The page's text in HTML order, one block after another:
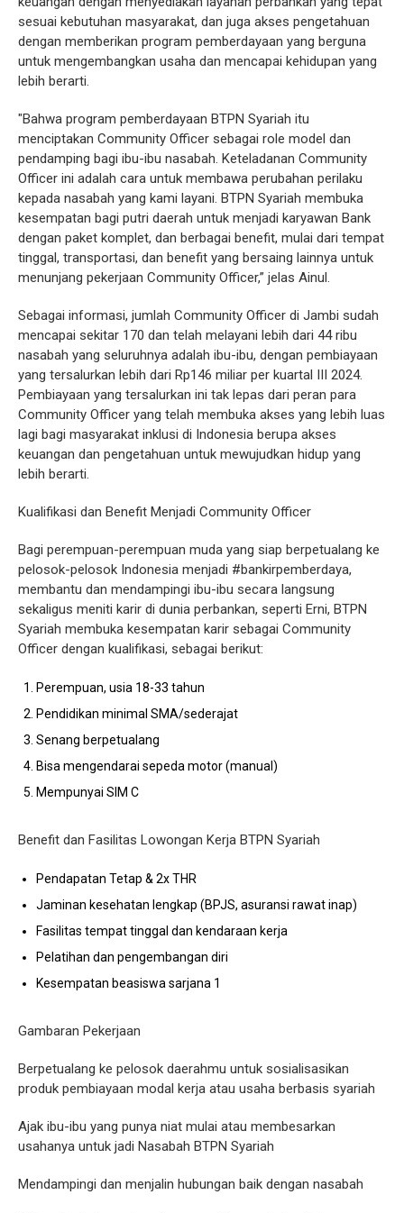
sesuai kebutuhan masyarakat, dan juga akses pengetahuan
dengan memberikan program pemberdayaan yang berguna
untuk mengembangkan usaha dan mencapai kehidupan yang
lebih berarti.
"Bahwa program pemberdayaan BTPN Syariah itu
menciptakan Community Officer sebagai role model dan
pendamping bagi ibu-ibu nasabah. Keteladanan Community
Officer ini adalah cara untuk membawa perubahan perilaku
kepada nasabah yang kami layani. BTPN Syariah membuka
kesempatan bagi putri daerah untuk menjadi karyawan Bank
dengan paket komplet, dan berbagai benefit, mulai dari tempat
tinggal, transportasi, dan benefit yang bersaing lainnya untuk
menunjang pekerjaan Community Officer,” jelas Ainul.
Sebagai informasi, jumlah Community Officer di Jambi sudah
mencapai sekitar 170 dan telah melayani lebih dari 44 ribu
nasabah yang seluruhnya adalah ibu-ibu, dengan pembiayaan
yang tersalurkan lebih dari Rp146 miliar per kuartal III 2024.
Pembiayaan yang tersalurkan ini tak lepas dari peran para
Community Officer yang telah membuka akses yang lebih luas
lagi bagi masyarakat inklusi di Indonesia berupa akses
keuangan dan pengetahuan untuk mewujudkan hidup yang
lebih berarti.
Kualifikasi dan Benefit Menjadi Community Officer
Bagi perempuan-perempuan muda yang siap berpetualang ke
pelosok-pelosok Indonesia menjadi #bankirpemberdaya,
membantu dan mendampingi ibu-ibu secara langsung
sekaligus meniti karir di dunia perbankan, seperti Erni, BTPN
Syariah membuka kesempatan karir sebagai Community
Officer dengan kualifikasi, sebagai berikut:
Perempuan, usia 18-33 tahun
Pendidikan minimal SMA/sederajat
Senang berpetualang
Bisa mengendarai sepeda motor (manual)
Mempunyai SIM C
Benefit dan Fasilitas Lowongan Kerja BTPN Syariah
Pendapatan Tetap & 2x THR
Jaminan kesehatan lengkap (BPJS, asuransi rawat inap)
Fasilitas tempat tinggal dan kendaraan kerja
Pelatihan dan pengembangan diri
Kesempatan beasiswa sarjana 1
Gambaran Pekerjaan
Berpetualang ke pelosok daerahmu untuk sosialisasikan
produk pembiayaan modal kerja atau usaha berbasis syariah
Ajak ibu-ibu yang punya niat mulai atau membesarkan
usahanya untuk jadi Nasabah BTPN Syariah
Mendampingi dan menjalin hubungan baik dengan nasabah